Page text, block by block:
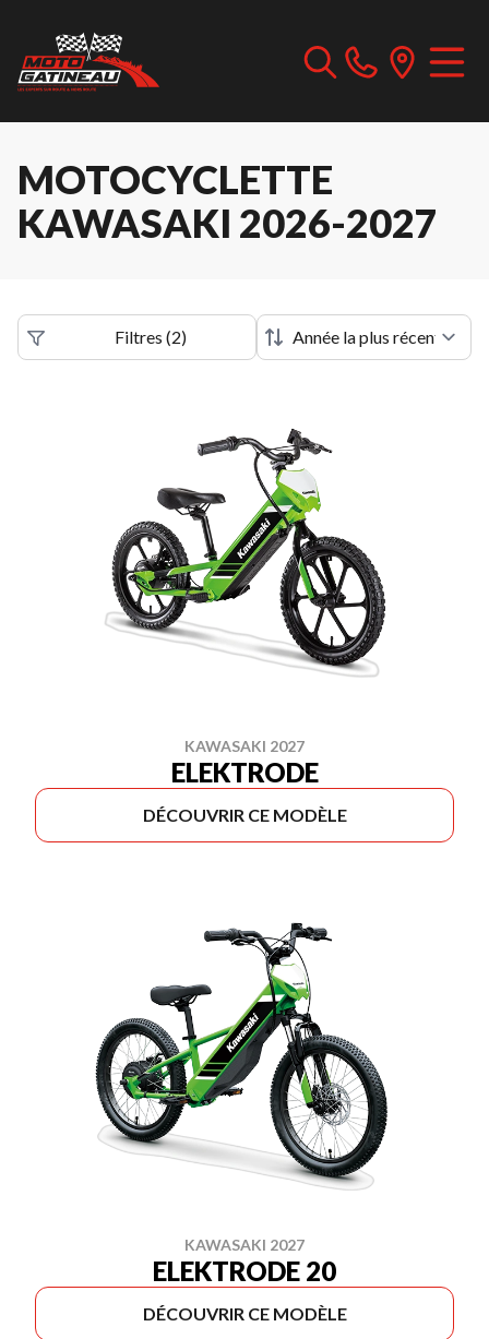
MOTOCYCLETTE
KAWASAKI 2026-2027
Filtres (2)
KAWASAKI 2027
ELEKTRODE
DÉCOUVRIR CE MODÈLE
KAWASAKI 2027
ELEKTRODE 20
DÉCOUVRIR CE MODÈLE